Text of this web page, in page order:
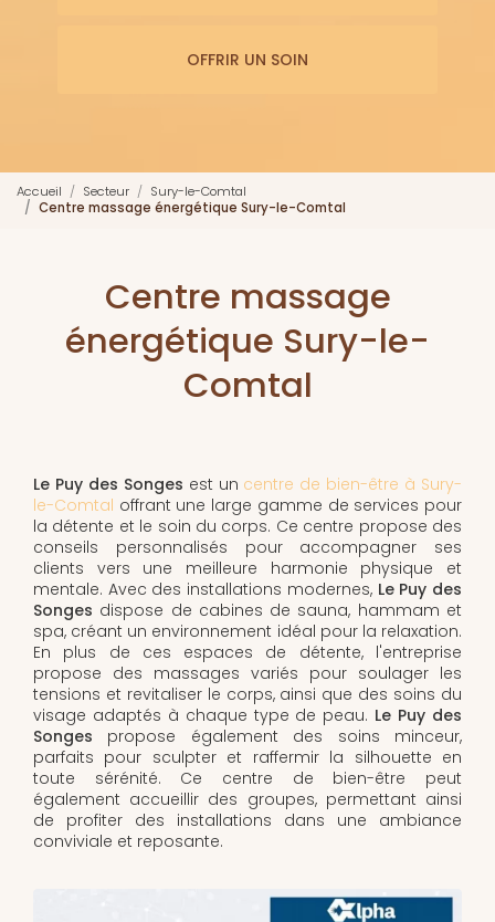
OFFRIR UN SOIN
Accueil Secteur
Sury-le-Comtal
Centre massage énergétique Sury-le-Comtal
Centre massage
énergétique Sury-le-
Comtal
Le Puy des Songes est un centre de bien-être à Sury-
le-Comtal offrant une large gamme de services pour
la détente et le soin du corps. Ce centre propose des
conseils personnalisés pour accompagner ses
clients vers une meilleure harmonie physique et
mentale. Avec des installations modernes, Le Puy des
Songes dispose de cabines de sauna, hammam et
spa, créant un environnement idéal pour la relaxation.
En plus de ces espaces de détente, l'entreprise
propose des massages variés pour soulager les
tensions et revitaliser le corps, ainsi que des soins du
visage adaptés à chaque type de peau. Le Puy des
Songes propose également des soins minceur,
parfaits pour sculpter et raffermir la silhouette en
toute sérénité. Ce centre de bien-être peut
également accueillir des groupes, permettant ainsi
de profiter des installations dans une ambiance
conviviale et reposante.